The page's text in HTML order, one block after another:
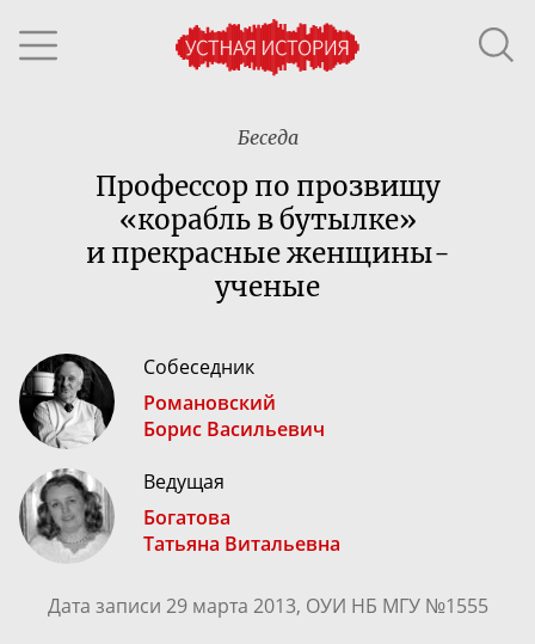
Беседа
Профессор по прозвищу
«корабль в бутылке»
и прекрасныеженщины-
ученые
Собеседник
Романовский
Борис Васильевич
Ведущая
Богатова
Татьяна Витальевна
Дата записи 29 марта 2013, ОУИ НБ МГУ №1555